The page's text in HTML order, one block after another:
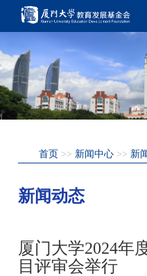
首页 >> 新闻中心 >> 新
新闻动态
厦门大学2024年
目评审会举行